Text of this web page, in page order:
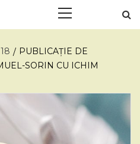
18
PUBLICAȚIE DE
SORIN CU ICHIM